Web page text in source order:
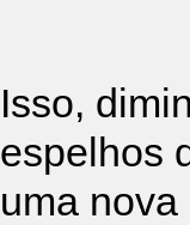
Isso,
espelhos
uma